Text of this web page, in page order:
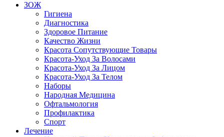
ЗОЖ
Гигиена
Диагностика
Здоровое Питание
Качество Жизни
Красота Сопутствующие Товары
Красота-Уход За Волосами
Красота-Уход За Лицом
Красота-Уход За Телом
Наборы
Народная Медицина
Офтальмология
Профилактика
Спорт
Лечение